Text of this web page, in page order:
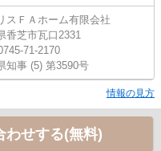
スＦＡホーム有限会社
香芝市瓦口2331
71-2170
知事 (5) 第3590号
情報の見方
わせする(無料)